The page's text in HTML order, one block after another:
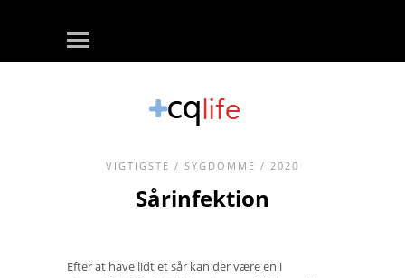
VIGTIGSTE / SYGDOMME / 2020
Sårinfektion
Efter at have lidt et sår kan der være en i